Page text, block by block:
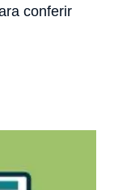
conferir